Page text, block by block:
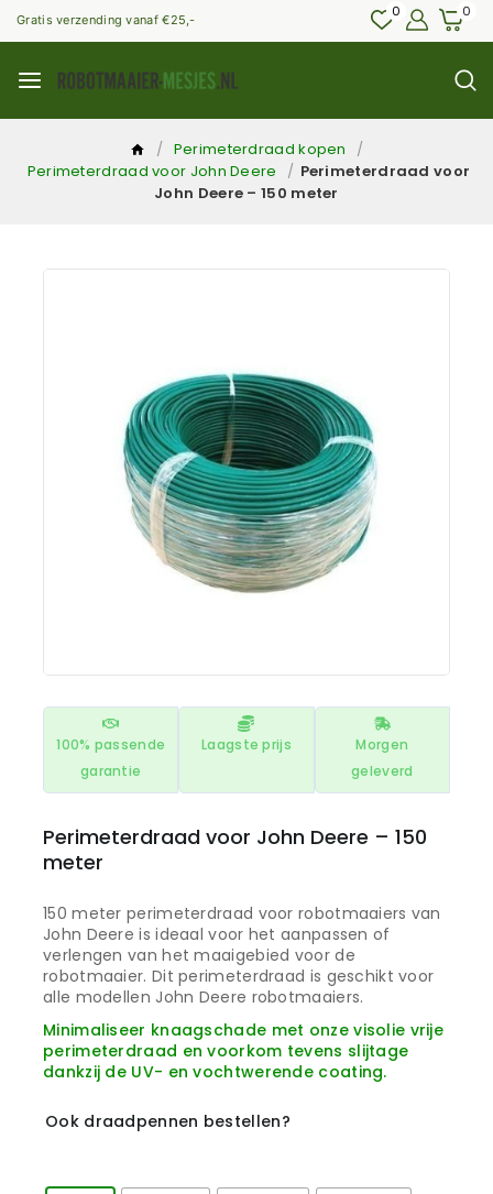
Gratis verzending vanaf €25,- 0 0
/ Perimeterdraad kopen
/
Perimeterdraad voor John Deere
/ Perimeterdraad voor
John Deere – 150 meter
100% passende
garantie
Laagste prijs
Morgen
geleverd
Perimeterdraad voor John Deere – 150
meter
150 meter perimeterdraad voor robotmaaiers van
John Deere is ideaal voor het aanpassen of
verlengen van het maaigebied voor de
robotmaaier. Dit perimeterdraad is geschikt voor
alle modellen John Deere robotmaaiers.
Minimaliseer knaagschade met onze visolie vrije
perimeterdraad en voorkom tevens slijtage
dankzij de UV- en vochtwerende coating.
Ook draadpennen bestellen?